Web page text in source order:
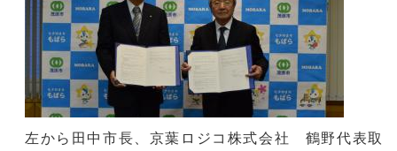
左から田中市長、京葉ロジコ株式会社 鶴野代表取